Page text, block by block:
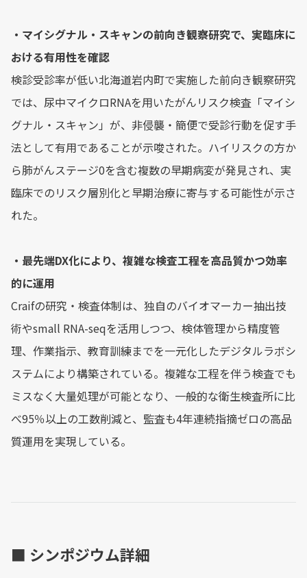
・マイシグナル・スキャンの前向き観察研究で、実臨床に
おける有用性を確認
検診受診率が低い北海道岩内町で実施した前向き観察研究
では、尿中マイクロRNAを用いたがんリスク検査「マイシ
グナル・スキャン」が、非侵襲・簡便で受診行動を促す手
法として有用であることが示唆された。ハイリスクの方か
ら肺がんステージ0を含む複数の早期病変が発見され、実
臨床でのリスク層別化と早期治療に寄与する可能性が示さ
れた。
・最先端DX化により、複雑な検査工程を高品質かつ効率
的に運用
Craifの研究・検査体制は、独自のバイオマーカー抽出技
術やsmall RNA-seqを活用しつつ、検体管理から精度管
理、作業指示、教育訓練までを一元化したデジタルラボシ
ステムにより構築されている。複雑な工程を伴う検査でも
ミスなく大量処理が可能となり、一般的な衛生検査所に比
べ95％以上の工数削減と、監査も4年連続指摘ゼロの高品
質運用を実現している。
■ シンポジウム詳細